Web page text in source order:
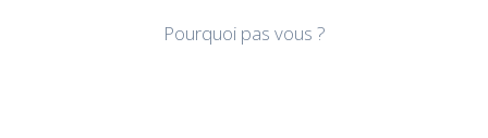
Pourquoi pas vous ?